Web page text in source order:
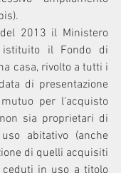
2013 il Ministero
istituito il Fondo di
casa, rivolto a tutti i
di presentazione
per l'acquisto
sia proprietari di
abitativo (anche
di quelli acquisiti
in uso a titolo